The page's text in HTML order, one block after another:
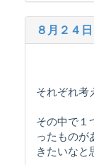
８月２４
それぞれ考
その中で１
ったものが
きたいなと